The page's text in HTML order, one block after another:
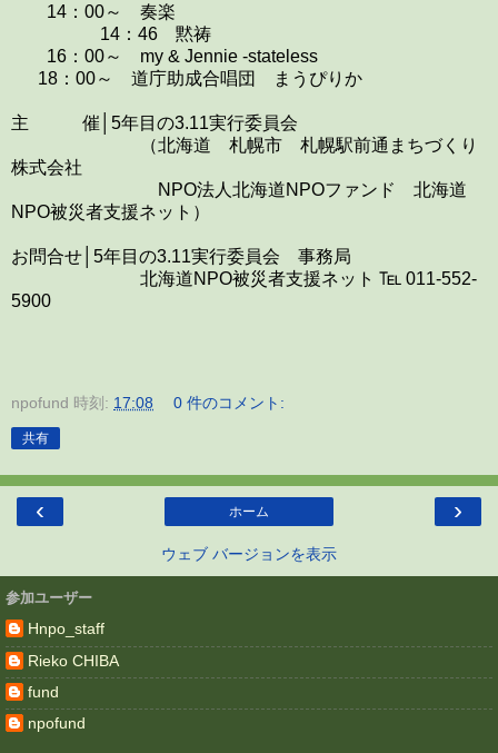
14：00～ 奏楽
14：46 黙祷
16：00～ my & Jennie -stateless
18：00～ 道庁助成合唱団 まうぴりか
主 催│5年目の3.11実行委員会
（北海道 札幌市 札幌駅前通まちづくり
株式会社
NPO法人北海道NPOファンド 北海道
NPO被災者支援ネット）
お問合せ│5年目の3.11実行委員会 事務局
北海道NPO被災者支援ネット ℡ 011-552-
5900
npofund 時刻: 17:08 0 件のコメント:
共有
‹ ›
ホーム
ウェブ バージョンを表示
参加ユーザー
Hnpo_staff
Rieko CHIBA
fund
npofund